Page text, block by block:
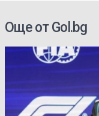
Още от Gol.bg